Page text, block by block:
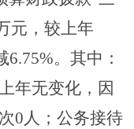
元，较上年
6.75%。其中：
年无变化，因
0人；公务接待